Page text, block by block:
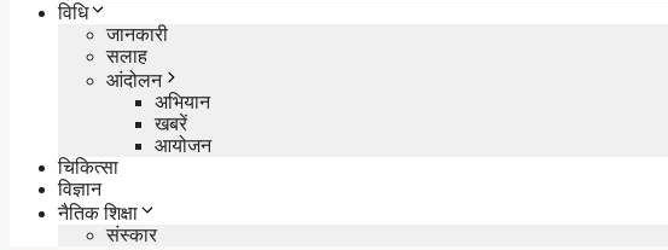
विधि
जानकारी
सलाह
आंदोलन
अभियान
खबरें
आयोजन
चिकित्सा
विज्ञान
नैतिक शिक्षा
संस्कार